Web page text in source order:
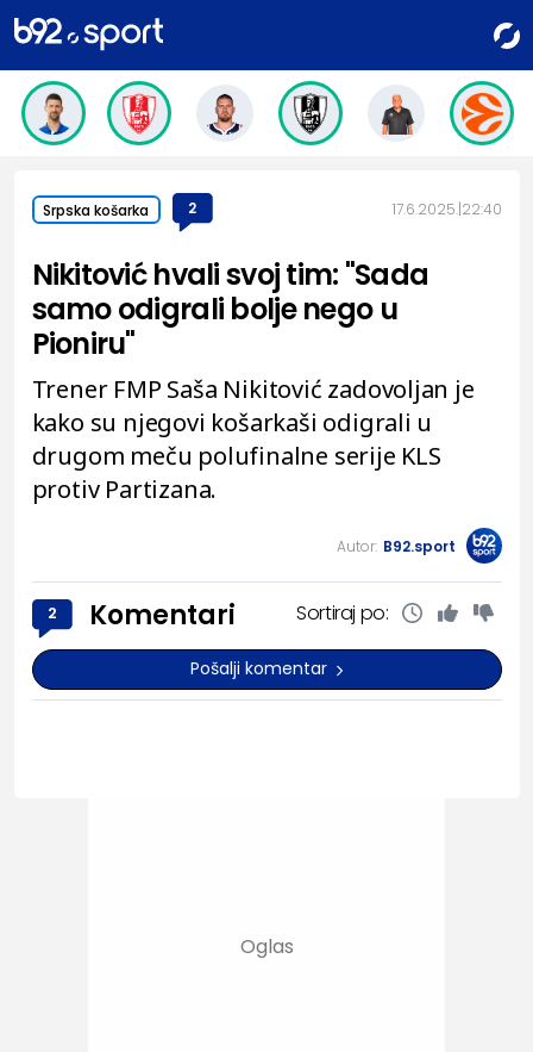
Srpska košarka 2 17.6.2025. 22:40
Nikitović hvali svoj tim: "Sada
samo odigrali bolje nego u
Pioniru"
Trener FMP Saša Nikitović zadovoljan je
kako su njegovi košarkaši odigrali u
drugom meču polufinalne serije KLS
protiv Partizana.
Autor: B92.sport
2 Komentari Sortiraj po:
Pošalji komentar